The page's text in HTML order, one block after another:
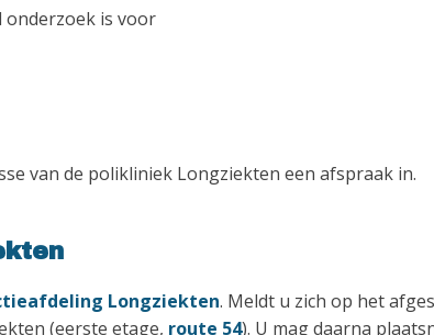
onderzoek is voor
van de polikliniek Longziekten een afspraak in.
Longziekten. Meldt u zich op het
(eerste etage, route 54). U mag daarna